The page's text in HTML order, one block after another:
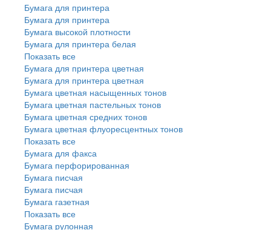
Бумага для принтера
Бумага для принтера
Бумага высокой плотности
Бумага для принтера белая
Показать все
Бумага для принтера цветная
Бумага для принтера цветная
Бумага цветная насыщенных тонов
Бумага цветная пастельных тонов
Бумага цветная средних тонов
Бумага цветная флуоресцентных тонов
Показать все
Бумага для факса
Бумага перфорированная
Бумага писчая
Бумага писчая
Бумага газетная
Показать все
Бумага рулонная